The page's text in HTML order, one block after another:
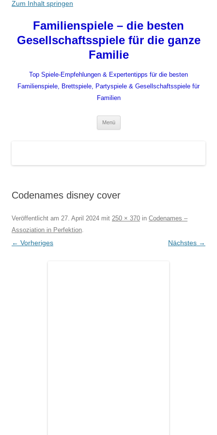
Zum Inhalt springen
Familienspiele – die besten
Gesellschaftsspiele für die ganze
Familie
Top Spiele-Empfehlungen & Expertentipps für die besten
Familienspiele, Brettspiele, Partyspiele & Gesellschaftsspiele für
Familien
Menü
Codenames disney cover
Veröffentlicht am 27. April 2024 mit 250 × 370 in Codenames –
Assoziation in Perfektion.
← Vorheriges Nächstes →